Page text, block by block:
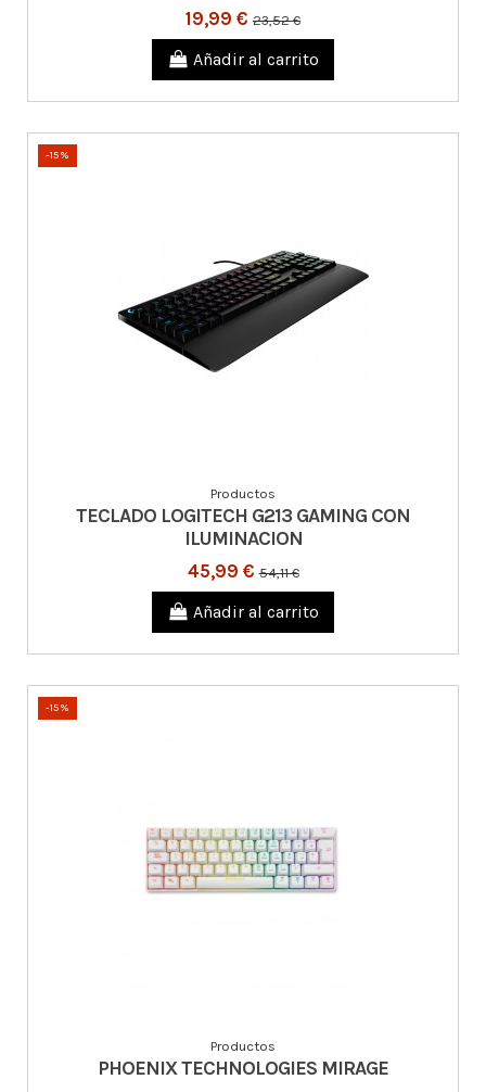
19,99 € 23,52 €
Añadir al carrito
-15%
Productos
TECLADO LOGITECH G213 GAMING CON
ILUMINACION
45,99 €54,11 €
Añadir al carrito
-15%
Productos
PHOENIX TECHNOLOGIES MIRAGE